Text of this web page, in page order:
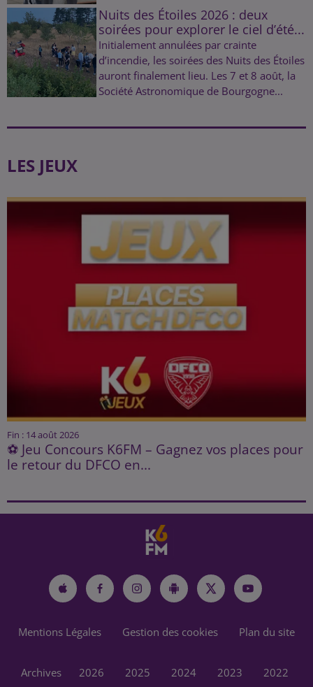
Nuits des Étoiles 2026 : deux
soirées pour explorer le ciel d’été...
Initialement annulées par crainte
d’incendie, les soirées des Nuits des Étoiles
auront finalement lieu. Les 7 et 8 août, la
Société Astronomique de Bourgogne...
LES JEUX
Fin : 14 août 2026
⚽ Jeu Concours K6FM – Gagnez vos places pour
le retour du DFCO en...
Mentions Légales Gestion des cookies Plan du site
Archives 2026 2025 2024 2023 2022